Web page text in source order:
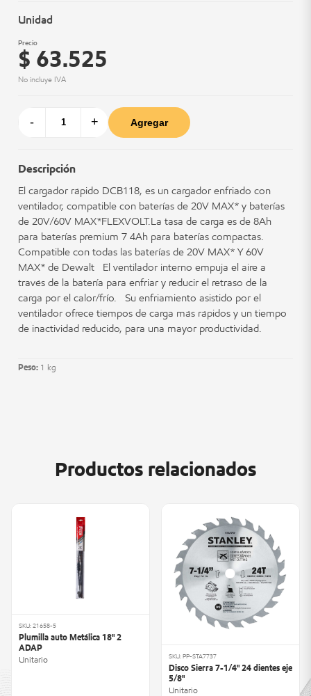
Unidad
Precio
$ 63.525
No incluye IVA
- + Agregar
Descripción
El cargador rápido DCB118, es un cargador enfriado con
ventilador, compatible con baterías de 20V MAX* y baterías
de 20V/60V MAX*FLEXVOLT.La tasa de carga es de 8Ah
para baterías premium 7 4Ah para baterías compactas.
Compatible con todas las baterías de 20V MAX* Y 60V
MAX* de Dewalt El ventilador interno empuja el aire a
través de la batería para enfriar y reducir el retraso de la
carga por el calor/frío. Su enfriamiento asistido por el
ventilador ofrece tiempos de carga más rápidos y un tiempo
de inactividad reducido, para una mayor productividad.
Peso: 1 kg
Productos relacionados
SKU: 21658-5
Plumilla auto Metálica 18" 2
ADAP
Unitario
SKU: PP-STA7737
Disco Sierra 7-1/4" 24 dientes eje
5/8"
Unitario